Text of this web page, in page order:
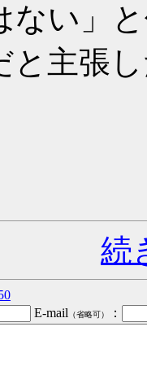
ない」
と主張
続
E-mail （省略可） ：